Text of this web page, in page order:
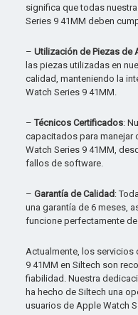
significa que todas
Series 9 41MM deben
– Utilización de Piezas de
las piezas utilizadas en
calidad, manteniendo la
Watch Series 9 41MM.
–Técnicos Certificados:
capacitados para manejar
Watch Series 9 41MM,
fallos de software.
– Garantía de Calidad:
una garantía de 6 meses,
funcione perfectamente
Actualmente, los servicios
9 41MM en Siltech son
fiabilidad. Nuestra
ha hecho de Siltech una
usuarios de Apple Watch